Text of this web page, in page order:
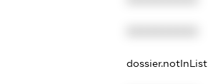
dossier.notInList